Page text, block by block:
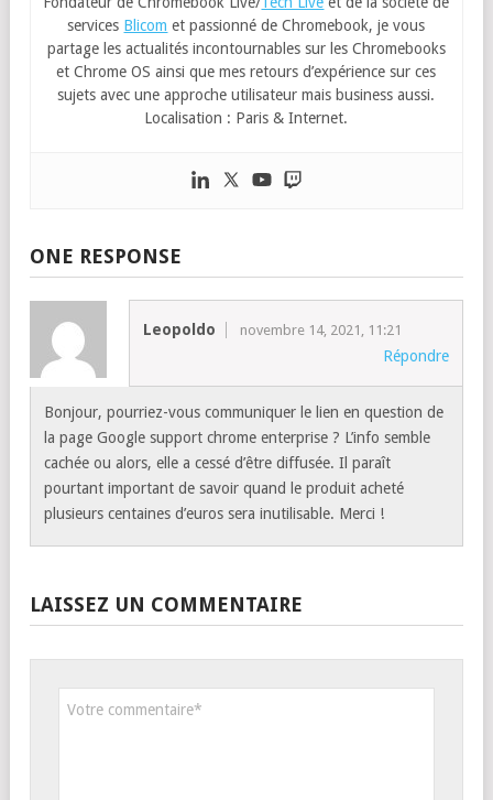
services Blicom et passionné de Chromebook, je vous
partage les actualités incontournables sur les Chromebooks
et Chrome OS ainsi que mes retours d’expérience sur ces
sujets avec une approche utilisateur mais business aussi.
Localisation : Paris & Internet.
ONE RESPONSE
Leopoldo novembre 14, 2021, 11:21
Répondre
Bonjour, pourriez-vous communiquer le lien en question de
la page Google support chrome enterprise ? L’info semble
cachée ou alors, elle a cessé d’être diffusée. Il paraît
pourtant important de savoir quand le produit acheté
plusieurs centaines d’euros sera inutilisable. Merci !
LAISSEZ UN COMMENTAIRE